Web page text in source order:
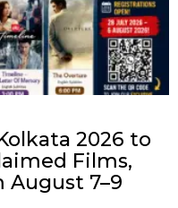
2026 to
Films,
August 7–9